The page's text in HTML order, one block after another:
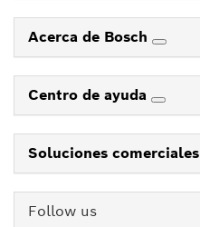
Acerca de Bosch
Centro de ayuda
Soluciones comerciales
Follow us